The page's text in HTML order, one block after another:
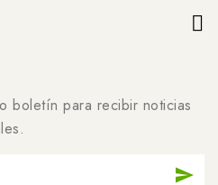
boletín para recibir noticias